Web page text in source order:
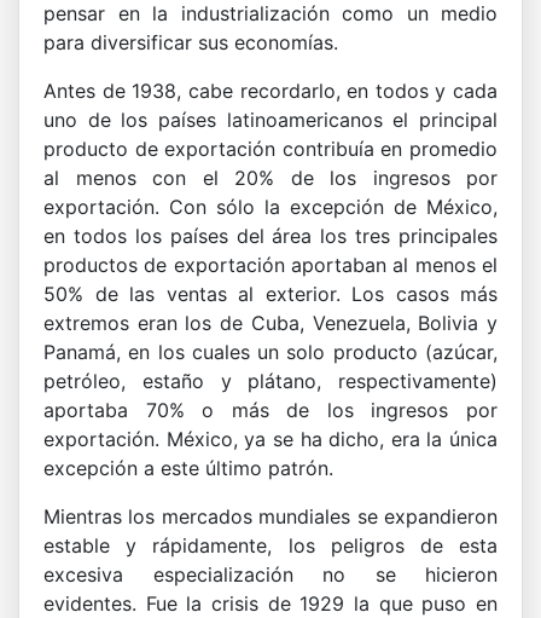
pensar en la industrialización como un medio
para diversificar sus economías.
Antes de 1938, cabe recordarlo, en todos y cada
uno de los países latinoamericanos el principal
producto de exportación contribuía en promedio
al menos con el 20% de los ingresos por
exportación. Con sólo la excepción de México,
en todos los países del área los tres principales
productos de exportación aportaban al menos el
50% de las ventas al exterior. Los casos más
extremos eran los de Cuba, Venezuela, Bolivia y
Panamá, en los cuales un solo producto (azúcar,
petróleo, estaño y plátano, respectivamente)
aportaba 70% o más de los ingresos por
exportación. México, ya se ha dicho, era la única
excepción a este último patrón.
Mientras los mercados mundiales se expandieron
estable y rápidamente, los peligros de esta
excesiva especialización no se hicieron
evidentes. Fue la crisis de 1929 la que puso en